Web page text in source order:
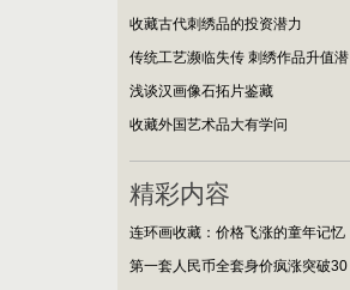
收藏古代刺绣品的投资潜力
传统工艺濒临失传 刺绣作品升值潜
浅谈汉画像石拓片鉴藏
收藏外国艺术品大有学问
精彩内容
连环画收藏：价格飞涨的童年记忆
第一套人民币全套身价疯涨突破30